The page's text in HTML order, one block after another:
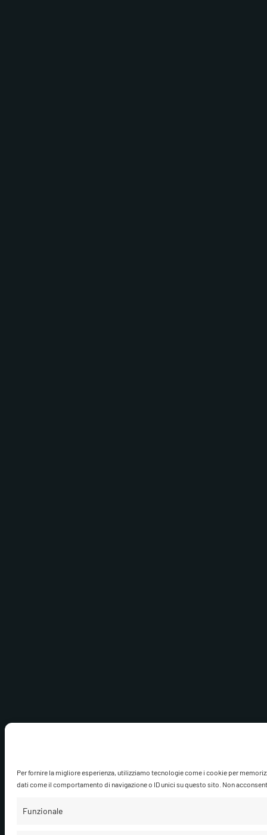
Per fornire la migliore esperienza, utilizziamo tecnologie come i cookie per
dati come il comportamento di navigazione o ID unici su questo sito. Non
Funzionale